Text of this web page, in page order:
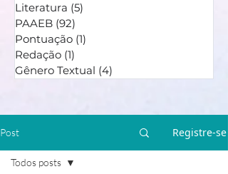
Literatura (5)
PAAEB (92)
Pontuação (1)
Redação (1)
Gênero Textual (4)
Post Registre-se
Todos posts